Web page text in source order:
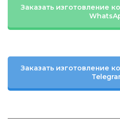
Заказать изготовление
Заказать изготовление